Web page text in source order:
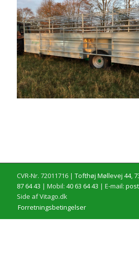
CVR-Nr. 72011716 | Tofthøj Møllevej 44,
87 64 43 | Mobil: 40 63 64 43 | E-mail:
Side af Vitago.dk
Forretningsbetingelser